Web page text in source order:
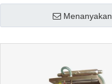
Menanyakan